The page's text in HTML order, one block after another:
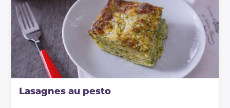
Lasagnes au pesto